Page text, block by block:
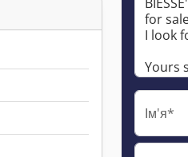
Ім'я*